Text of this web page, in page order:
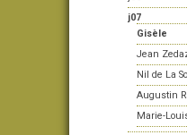
j07
Gisèle
Jean
Nil de La
Augustin
Marie-